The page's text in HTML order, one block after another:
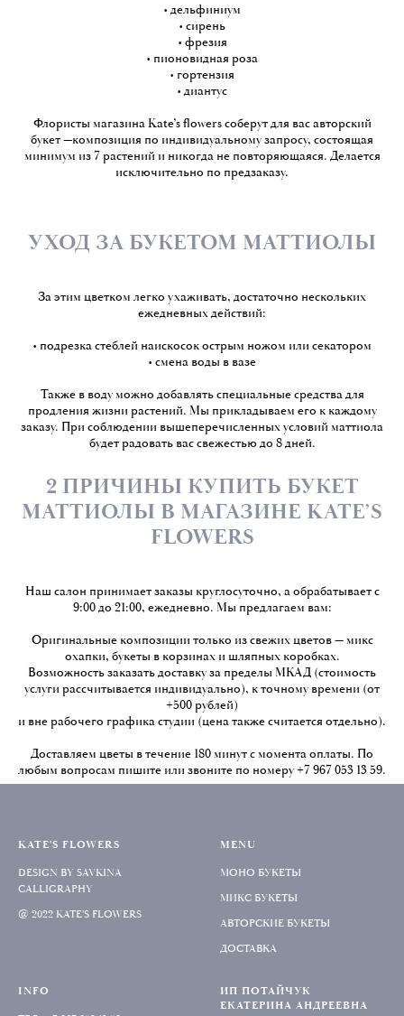
• дельфиниум
• сирень
• фрезия
• пионовидная роза
• гортензия
• диантус
Флористы магазина Kate’s flowers соберут для вас авторский
букет —композиция по индивидуальному запросу, состоящая
минимум из 7 растений и никогда не повторяющаяся. Делается
исключительно по предзаказу.
УХОД ЗА БУКЕТОМ МАТТИОЛЫ
За этим цветком легко ухаживать, достаточно нескольких
ежедневных действий:
• подрезка стеблей наискосок острым ножом или секатором
• смена воды в вазе
Также в воду можно добавлять специальные средства для
продления жизни растений. Мы прикладываем его к каждому
заказу. При соблюдении вышеперечисленных условий маттиола
будет радовать вас свежестью до 8 дней.
2 ПРИЧИНЫ КУПИТЬ БУКЕТ
МАТТИОЛЫ В МАГАЗИНЕ KATE’S
FLOWERS
Наш салон принимает заказы круглосуточно, а обрабатывает с
9:00 до 21:00, ежедневно. Мы предлагаем вам:
Оригинальные композиции только из свежих цветов — микс
охапки, букеты в корзинах и шляпных коробках.
Возможность заказать доставку за пределы МКАД (стоимость
услуги рассчитывается индивидуально), к точному времени (от
+500 рублей)
и вне рабочего графика студии (цена также считается отдельно).
Доставляем цветы в течение 180 минут с момента оплаты. По
любым вопросам пишите или звоните по номеру +7 967 053 13 59.
KATE'S FLOWERS
DESIGN BY SAVKINA
CALLIGRAPHY
@ 2022 KATE'S FLOWERS
MENU
МОНО БУКЕТЫ
МИКС БУКЕТЫ
АВТОРСКИЕ БУКЕТЫ
ДОСТАВКА
INFO
ИП ПОТАЙЧУК
ЕКАТЕРИНА АНДРЕЕВНА